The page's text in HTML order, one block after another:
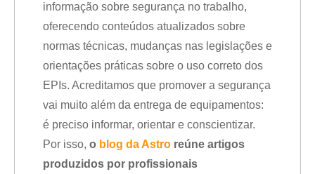
informação sobre segurança no trabalho,
oferecendo conteúdos atualizados sobre
normas técnicas, mudanças nas legislações e
orientações práticas sobre o uso correto dos
EPIs. Acreditamos que promover a segurança
vai muito além da entrega de equipamentos:
é preciso informar, orientar e conscientizar.
Por isso, o blog da Astro reúne artigos
produzidos por profissionais